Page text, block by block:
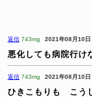
返信 743mg 2021年08月10
悪化しても病院行け
返信 743mg 2021年08月10
ひきこもりも こう